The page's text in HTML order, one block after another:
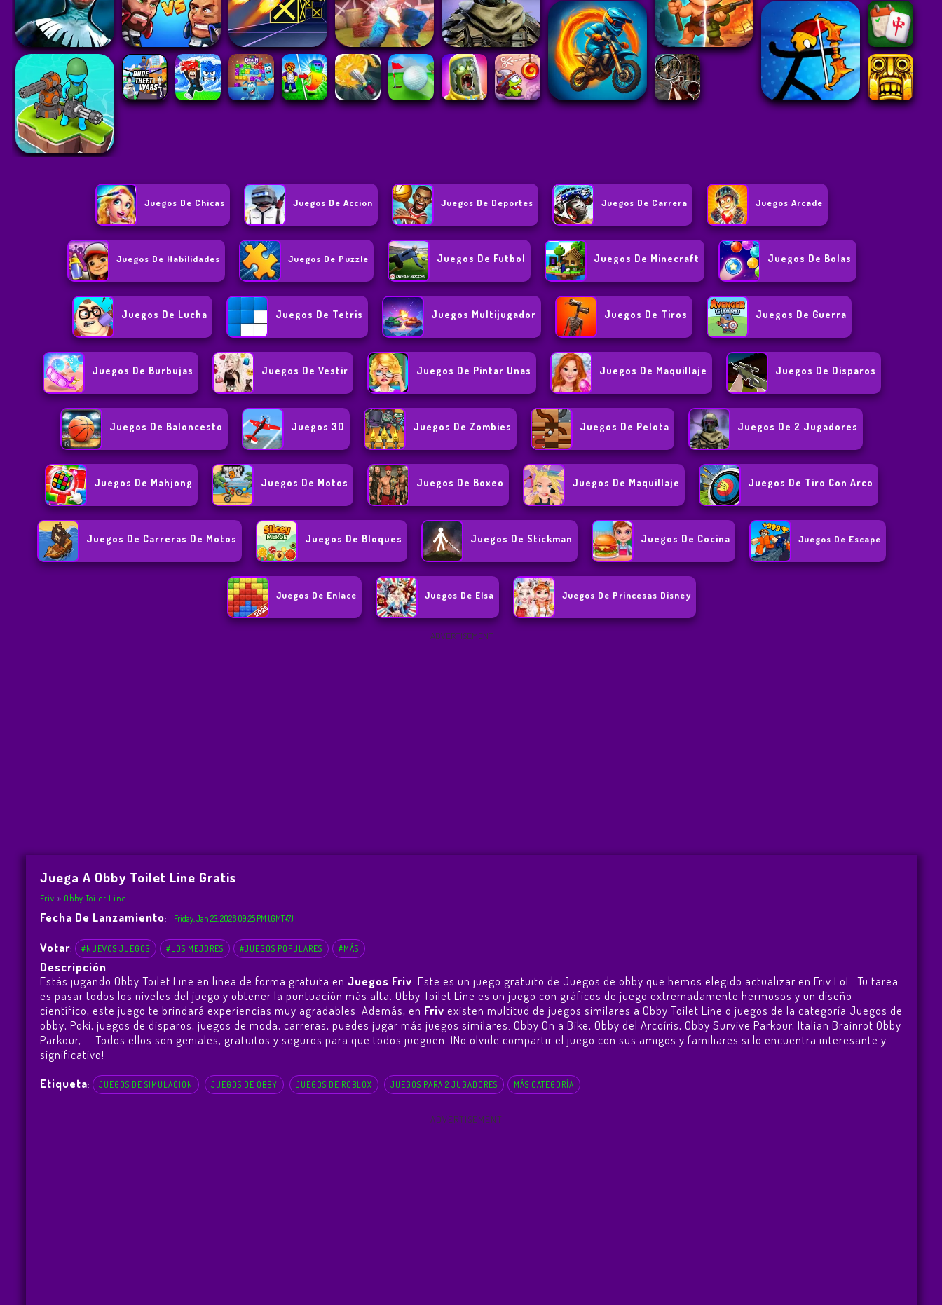
Juegos De Chicas Juegos De Accion Juegos De Deportes Juegos De Carrera Juegos Arcade
Juegos De Habilidades Juegos De Puzzle Juegos De Futbol Juegos De Minecraft Juegos De Bolas
Juegos De Lucha Juegos De Tetris Juegos Multijugador Juegos De Tiros Juegos De Guerra
Juegos De Burbujas Juegos De Vestir Juegos De Pintar Unas Juegos De Maquillaje Juegos De Disparos
Juegos De Baloncesto Juegos 3D Juegos De Zombies Juegos De Pelota Juegos De 2 Jugadores
Juegos De Mahjong Juegos De Motos Juegos De Boxeo Juegos De Maquillaje Juegos De Tiro Con Arco
Juegos De Carreras De Motos Juegos De Bloques Juegos De Stickman Juegos De Cocina Juegos De Escape
Juegos De Enlace Juegos De Elsa Juegos De Princesas Disney
ADVERTISEMENT
Juega A Obby Toilet Line Gratis
Friv Obby Toilet Line
Fecha De Lanzamiento: Friday, Jan 23, 2026 09:25 PM (GMT+7)
Votar: #NUEVOS JUEGOS #LOS MEJORES #JUEGOS POPULARES #MÁS
Descripción
Estás jugando Obby Toilet Line en línea de forma gratuita en Juegos Friv. Este es un juego gratuito de Juegos de obby que hemos elegido actualizar en Friv.LoL. Tu tarea
es pasar todos los niveles del juego y obtener la puntuación más alta. Obby Toilet Line es un juego con gráficos de juego extremadamente hermosos y un diseño
científico, este juego te brindará experiencias muy agradables. Además, en Friv existen multitud de juegos similares a Obby Toilet Line o juegos de la categoría Juegos de
obby, Poki, juegos de disparos, juegos de moda, carreras, puedes jugar más juegos similares: Obby On a Bike, Obby del Arcoíris, Obby Survive Parkour, Italian Brainrot Obby
Parkour, ... Todos ellos son geniales, gratuitos y seguros para que todos jueguen. ¡No olvide compartir el juego con sus amigos y familiares si lo encuentra interesante y
significativo!
Etiqueta: JUEGOS DE SIMULACION JUEGOS DE OBBY JUEGOS DE ROBLOX JUEGOS PARA 2 JUGADORES MÁS CATEGORÍA
ADVERTISEMENT